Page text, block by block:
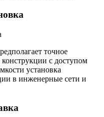
точное
с доступом
установка
в инженерные сети и